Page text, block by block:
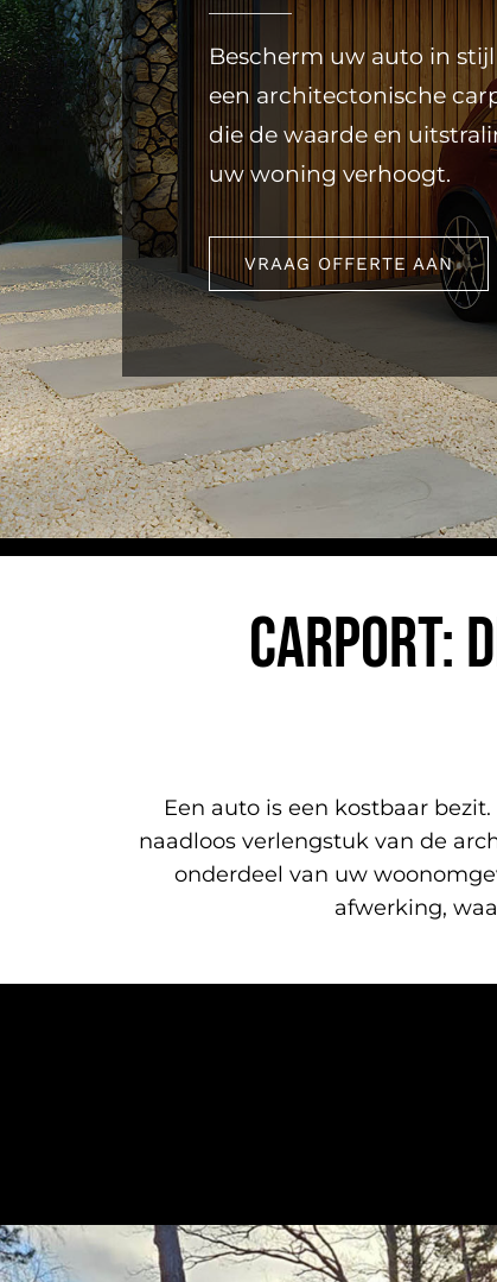
Bescherm uw auto in
een architectonische
die de waarde en
uw woning verhoogt.
VRAAG OFFERTE AAN
CARPORT:
Een auto is een kostbaar
naadloos verlengstuk van de
onderdeel van uw
afwerking,